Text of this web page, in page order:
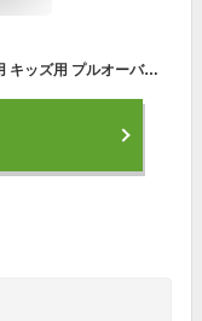
デサント DESCENTE JR ジュニア 少年 子供用 キッズ用 プルオーバーコート JSTD425 プロモデル チーム対応 身頃中綿入り ポケット付き 保温 透湿 はっ水 吸湿 軽量 耐水 あったかい ハーフジップ 野球 ソフト 移動着 アウター ハイネック